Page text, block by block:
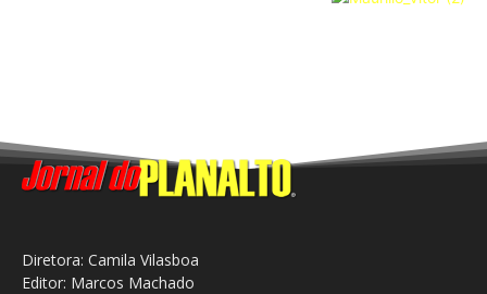
Diretora: Camila Vilasboa
Editor: Marcos Machado